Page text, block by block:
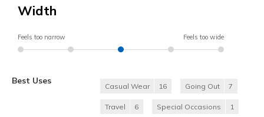
Width
Feels too narrow Feels too wide
Best Uses
Casual Wear 16 Going Out 7
Travel 6 Special Occasions 1